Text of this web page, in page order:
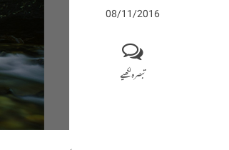
08/11/2016
تبصرہ لکھیے